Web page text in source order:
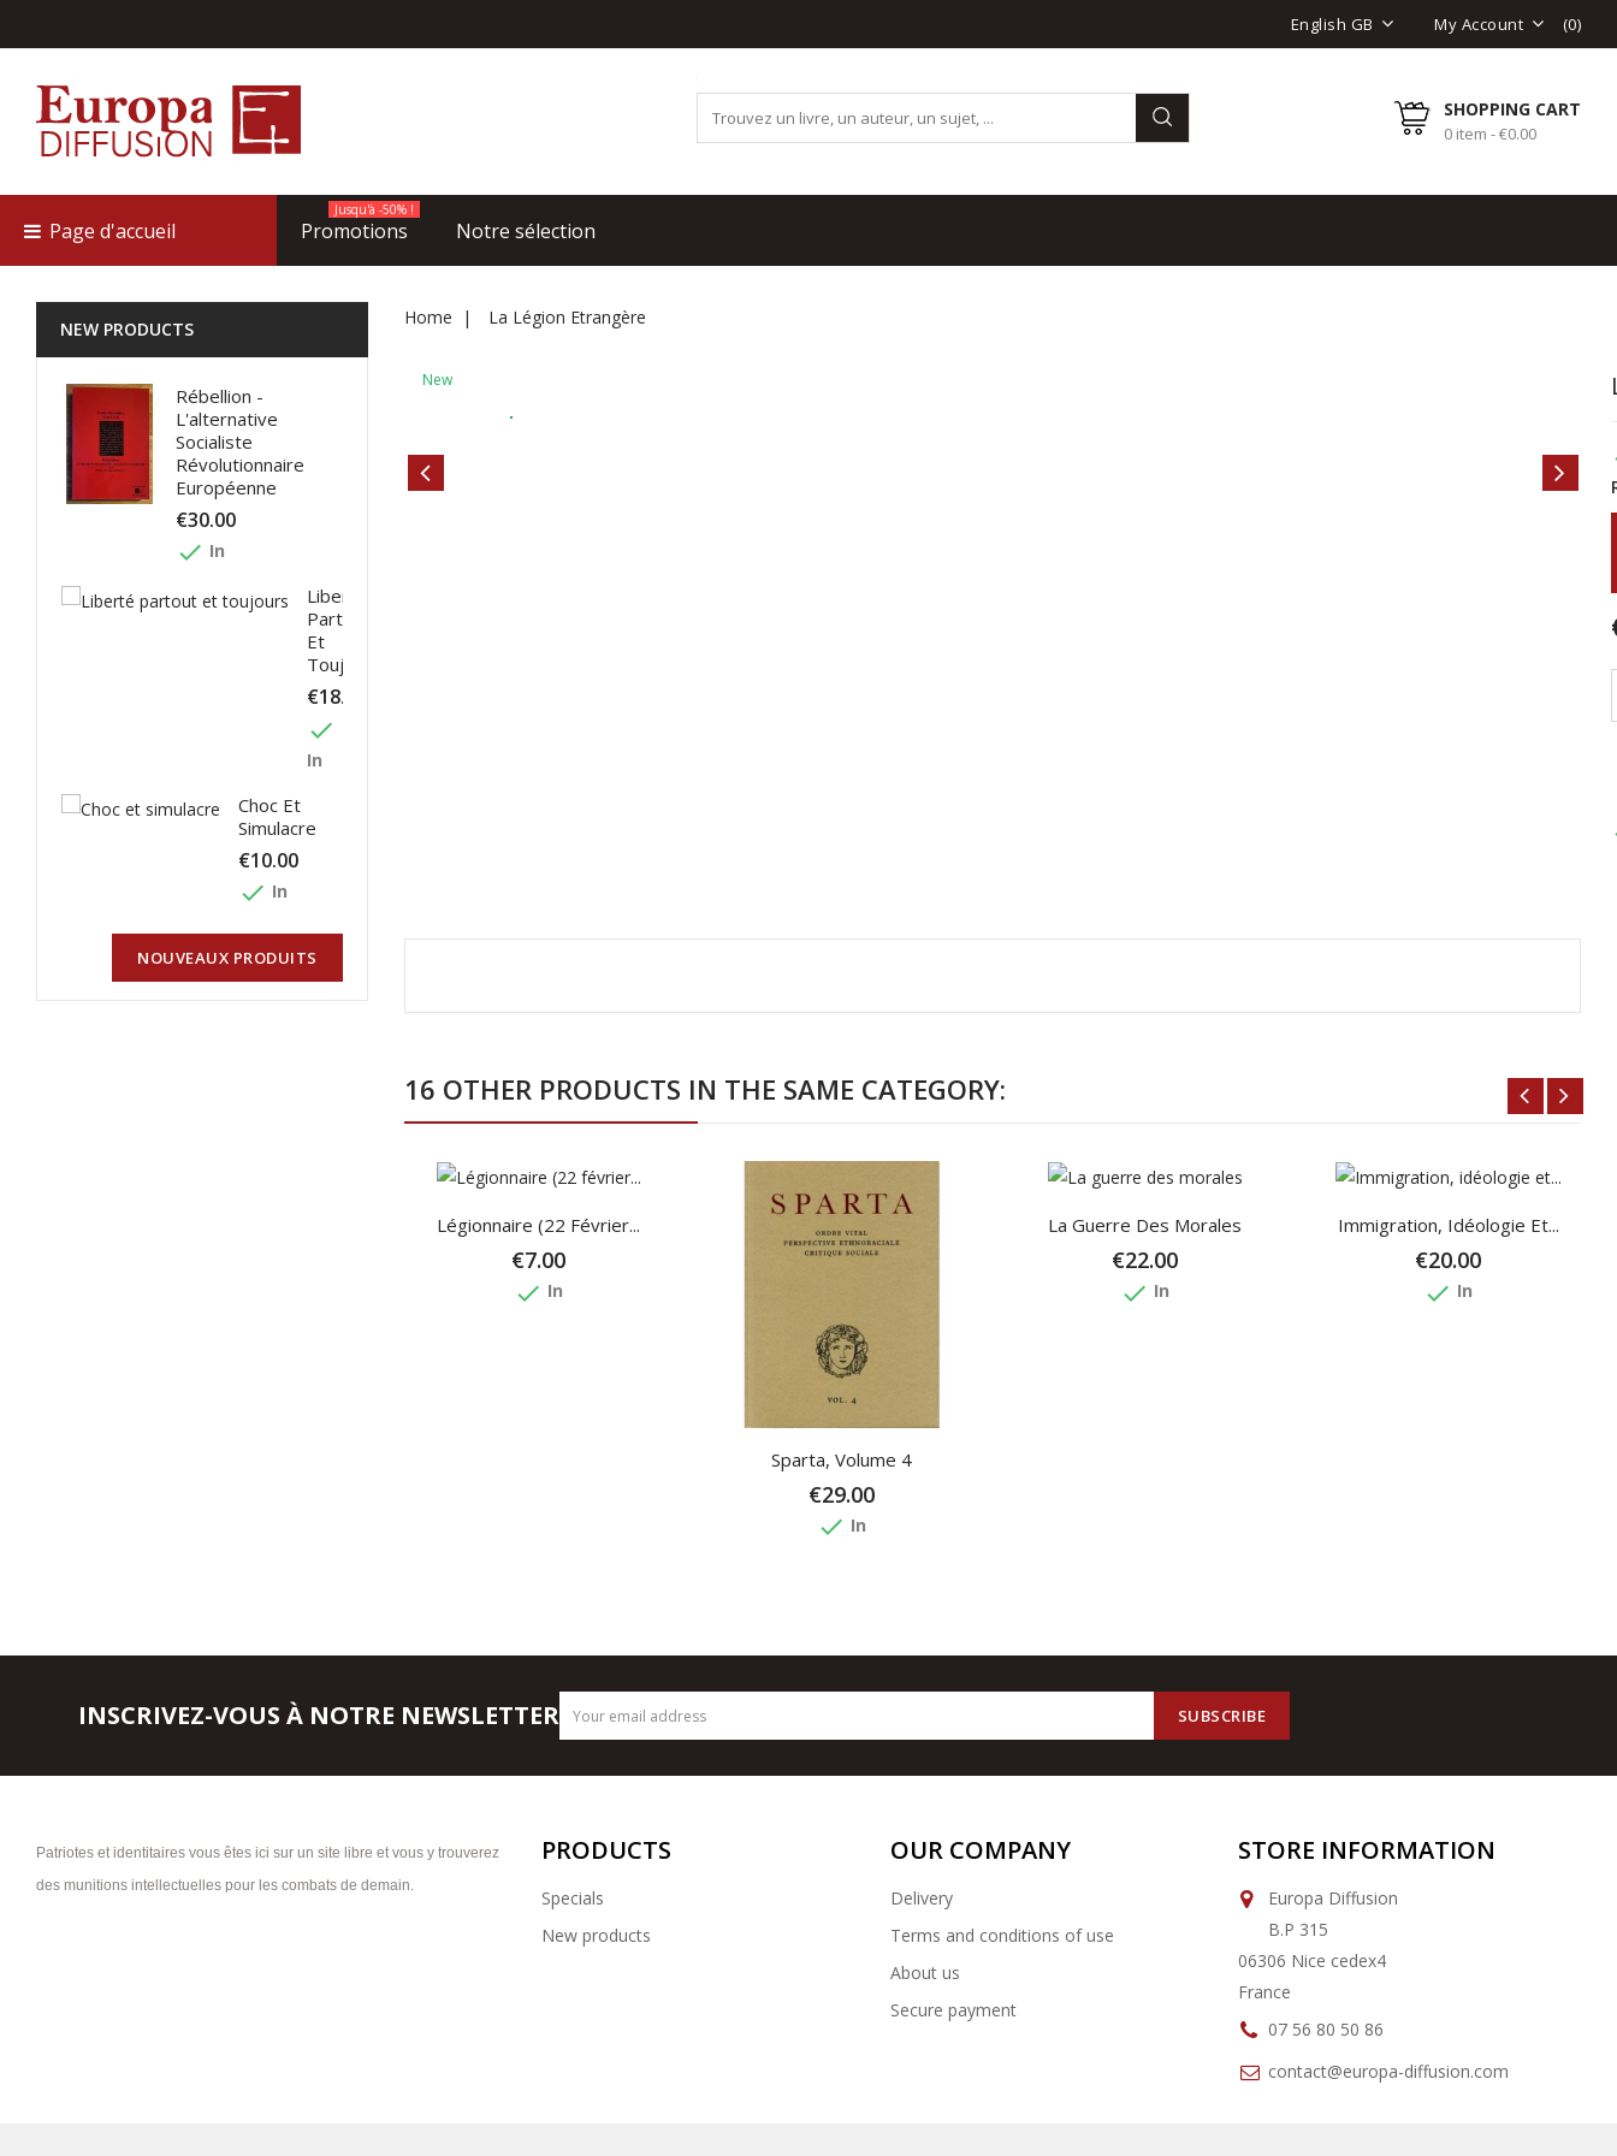
English GB My Account (0)
SHOPPING CART
0 item - €0.00
Page d'accueil Promotions
Jusqu'à -50% !
Notre sélection
NEW PRODUCTS
Rébellion -
L'alternative
Socialiste
Révolutionnaire
Européenne
€30.00
done In
Liberté
Partout
Et
Toujours
€18.00
done
In
Choc Et
Simulacre
€10.00
done In
NOUVEAUX PRODUITS
Home La Légion Etrangère
New
16 OTHER PRODUCTS IN THE SAME CATEGORY:
Légionnaire (22 Février...
€7.00
done In
Sparta, Volume 4
€29.00
done In
La Guerre Des Morales
€22.00
done In
Immigration, Idéologie Et...
€20.00
done In
INSCRIVEZ-VOUS À NOTRE NEWSLETTER
Patriotes et identitaires vous êtes ici sur un site libre et vous y trouverez
des munitions intellectuelles pour les combats de demain.
PRODUCTS
Specials
New products
OUR COMPANY
Delivery
Terms and conditions of use
About us
Secure payment
STORE INFORMATION
Europa Diffusion
B.P 315
06306 Nice cedex4
France
07 56 80 50 86
contact@europa-diffusion.com